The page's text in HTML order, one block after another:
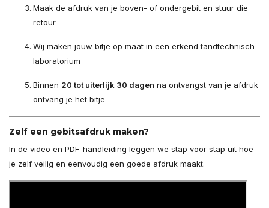
Maak de afdruk van je boven- of ondergebit en stuur die
retour
Wij maken jouw bitje op maat in een erkend tandtechnisch
laboratorium
Binnen 20 tot uiterlijk 30 dagen na ontvangst van je afdruk
ontvang je het bitje
Zelf een gebitsafdruk maken?
In de video en PDF-handleiding leggen we stap voor stap uit hoe
je zelf veilig en eenvoudig een goede afdruk maakt.